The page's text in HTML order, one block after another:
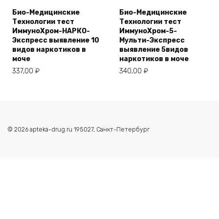
Био-Медицинские
Технологии тест
ИммуноХром-НАРКО-
Экспресс выявление 10
видов наркотиков в
моче
337,00 ₽
Био-Медицинские
Технологии тест
ИммуноХром-5-
Мульти-Экспресс
выявление 5видов
наркотиков в моче
340,00 ₽
© 2026 apteka-drug.ru 195027, Санкт-Петербург